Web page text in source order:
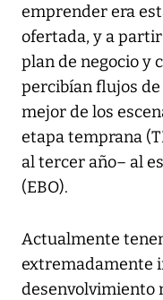
emprender era
ofertada, y a
plan de negocio y
percibían flujos
mejor de los
etapa temprana
al tercer año– al
(EBO).
Actualmente
extremadamente
desenvolvimiento